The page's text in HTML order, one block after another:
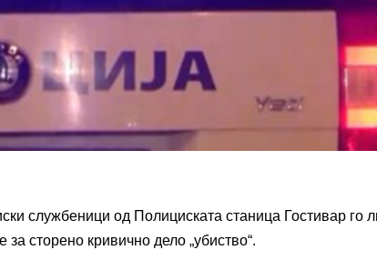
службеници од Полициската станица Гостивар го
сторено кривично дело „убиство“.